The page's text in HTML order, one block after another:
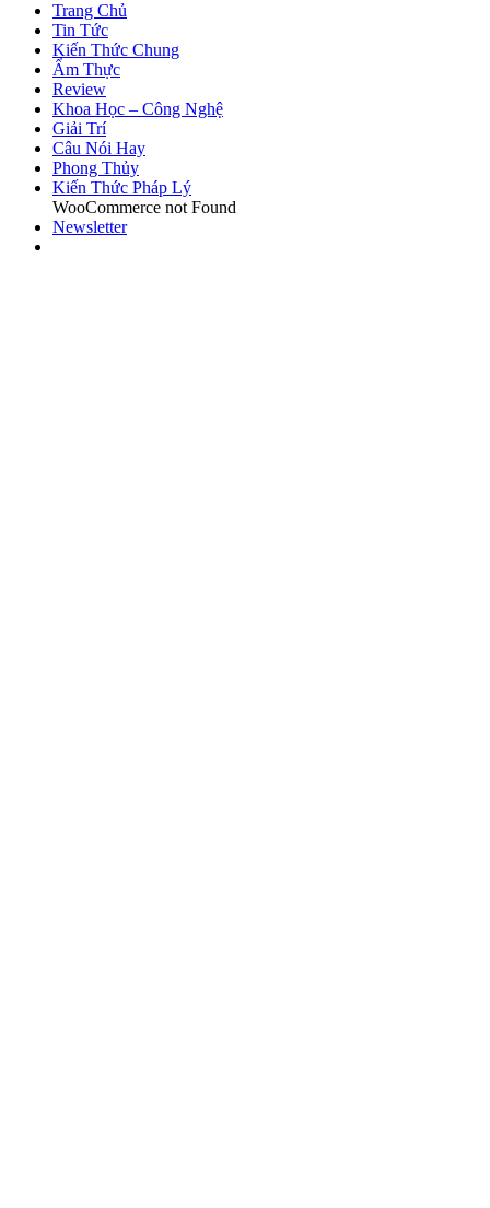
Trang Chủ
Tin Tức
Kiến Thức Chung
Ẩm Thực
Review
Khoa Học – Công Nghệ
Giải Trí
Câu Nói Hay
Phong Thủy
Kiến Thức Pháp Lý
WooCommerce not Found
Newsletter